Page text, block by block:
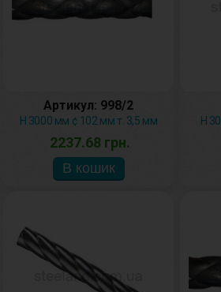
Артикул: 998/2
H 3000 мм ¢ 102 мм т. 3,5 мм
2237.68 грн.
H